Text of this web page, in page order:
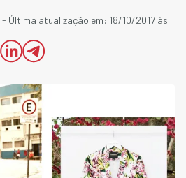
- Última atualização em: 18/10/2017 às